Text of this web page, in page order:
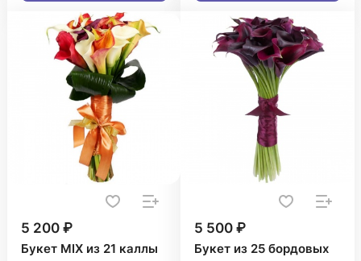
5 200 ₽
Букет MIX из 21 каллы
5 500 ₽
Букет из 25 бордовых